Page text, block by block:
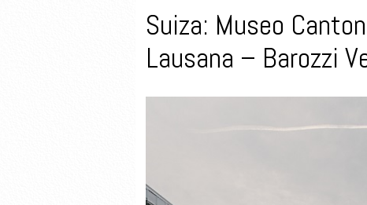
Suiza: Museo
Lausana – Barozzi